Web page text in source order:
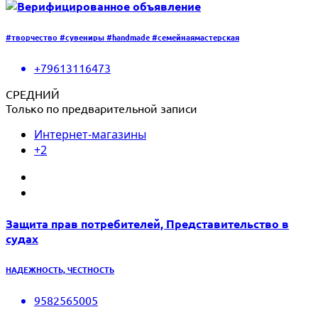
#творчество #сувениры #handmade #семейнаямастерская
+79613116473
СРЕДНИЙ
Только по предварительной записи
Интернет-магазины
+2
Защита прав потребителей, Представительство в
судах
НАДЕЖНОСТЬ, ЧЕСТНОСТЬ
9582565005